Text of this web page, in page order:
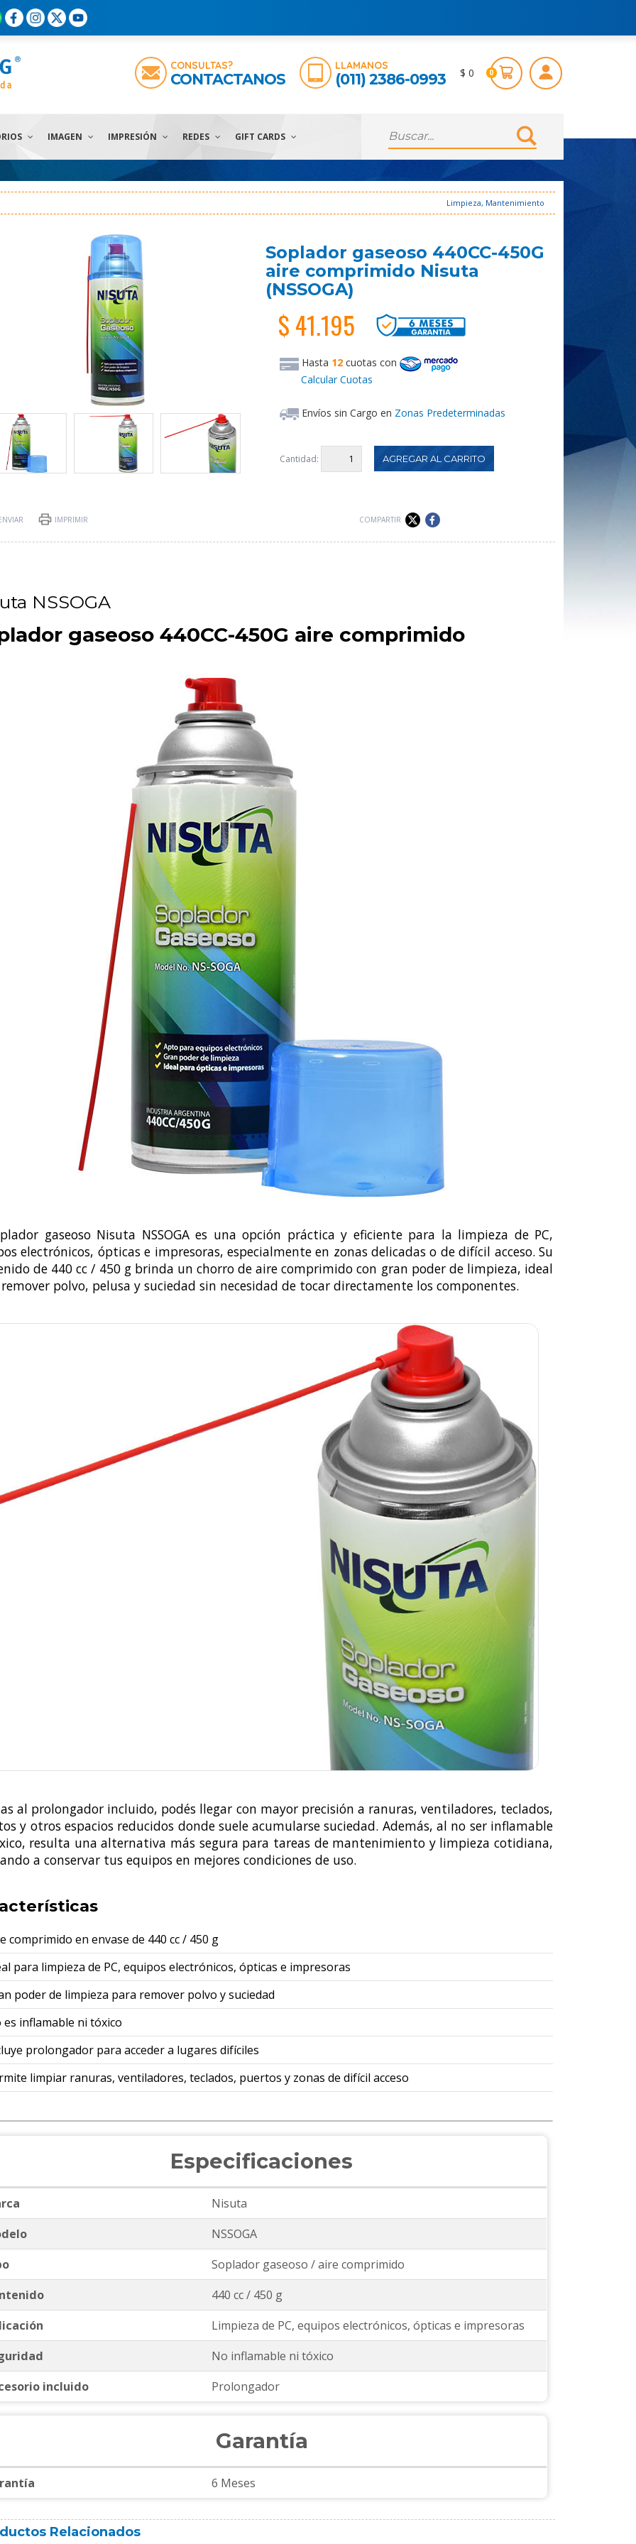
$ 0 0
CONSULTAS?
CONTACTANOS
LLAMANOS
(011) 2386-0993
IMAGEN IMPRESIÓN REDES GIFT CARDS
Limpieza, Mantenimiento
Soplador gaseoso 440CC-450G
aire comprimido Nisuta
(NSSOGA)
$ 41.195
Hasta 12 cuotas con
Calcular Cuotas
Envíos sin Cargo en Zonas Predeterminadas
Cantidad:
IMPRIMIR COMPARTIR
NSSOGA
gaseoso 440CC-450G aire comprimido
gaseoso Nisuta NSSOGA es una opción práctica y eficiente para la limpieza de PC,
electrónicos, ópticas e impresoras, especialmente en zonas delicadas o de difícil acceso. Su
de 440 cc / 450 g brinda un chorro de aire comprimido con gran poder de limpieza, ideal
polvo, pelusa y suciedad sin necesidad de tocar directamente los componentes.
al prolongador incluido, podés llegar con mayor precisión a ranuras, ventiladores, teclados,
y otros espacios reducidos donde suele acumularse suciedad. Además, al no ser inflamable
resulta una alternativa más segura para tareas de mantenimiento y limpieza cotidiana,
a conservar tus equipos en mejores condiciones de uso.
comprimido en envase de 440 cc / 450 g
para limpieza de PC, equipos electrónicos, ópticas e impresoras
poder de limpieza para remover polvo y suciedad
es inflamable ni tóxico
prolongador para acceder a lugares difíciles
limpiar ranuras, ventiladores, teclados, puertos y zonas de difícil acceso
Especificaciones
Nisuta
NSSOGA
Soplador gaseoso / aire comprimido
440 cc / 450 g
Limpieza de PC, equipos electrónicos, ópticas e impresoras
No inflamable ni tóxico
incluido
Prolongador
Garantía
6 Meses
Relacionados